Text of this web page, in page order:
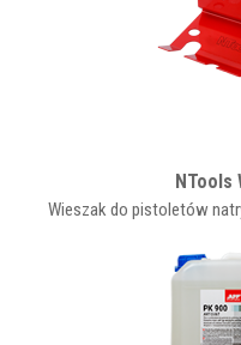
NTools
Wieszak do pistoletów